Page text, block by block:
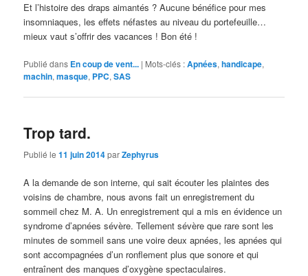
Et l’histoire des draps aimantés ? Aucune bénéfice pour mes
insomniaques, les effets néfastes au niveau du portefeuille…
mieux vaut s’offrir des vacances ! Bon été !
Publié dans En coup de vent... | Mots-clés :Apnées,handicape,
machin,masque, PPC,SAS
Trop tard.
Publié le11 juin 2014parZephyrus
A la demande de son interne, qui sait écouter les plaintes des
voisins de chambre, nous avons fait un enregistrement du
sommeil chez M. A. Un enregistrement qui a mis en évidence un
syndrome d’apnées sévère. Tellement sévère que rare sont les
minutes de sommeil sans une voire deux apnées, les apnées qui
sont accompagnées d’un ronflement plus que sonore et qui
entraînent des manques d’oxygène spectaculaires.